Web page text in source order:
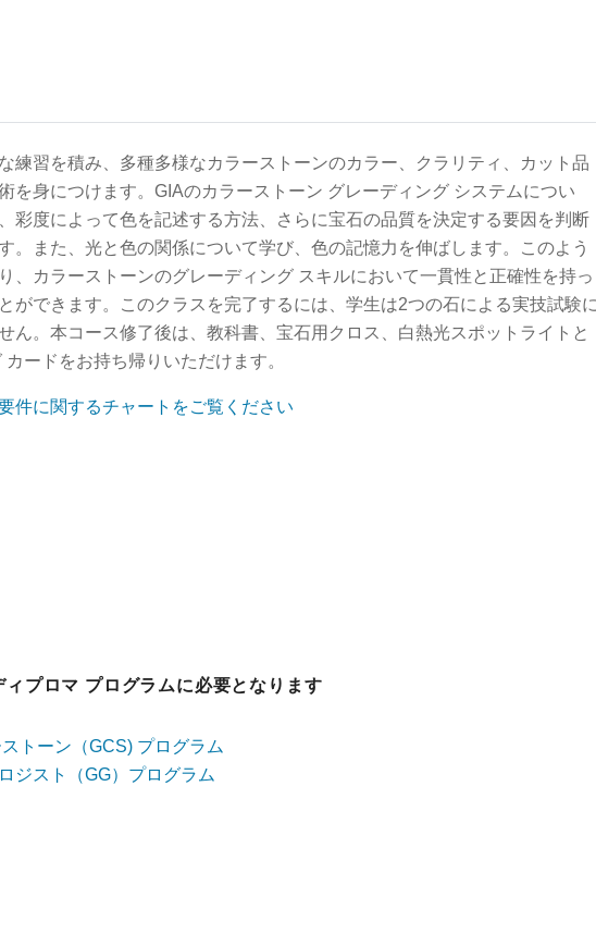
練習を積み、多種多様なカラーストーンのカラー、クラリティ、カット品
を身につけます。GIAのカラーストーン グレーディング システムについ
彩度によって色を記述する方法、さらに宝石の品質を決定する要因を判断
。また、光と色の関係について学び、色の記憶力を伸ばします。このよう
、カラーストーンのグレーディング スキルにおいて一貫性と正確性を持っ
ができます。このクラスを完了するには、学生は2つの石による実技試験
ん。本コース修了後は、教科書、宝石用クロス、白熱光スポットライトと
ードをお持ち帰りいただけます。
件に関するチャートをご覧ください
プロマ プログラムに必要となります
トーン（GCS) プログラム
ジスト（GG）プログラム